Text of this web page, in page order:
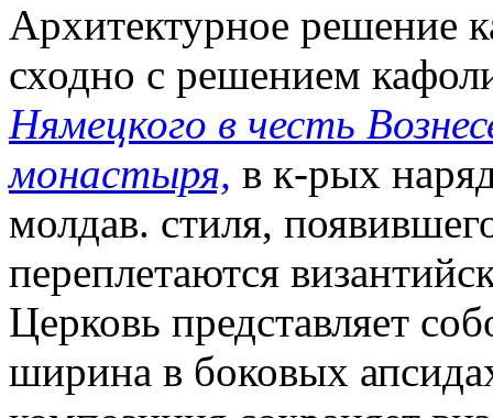
Архитектурное решение
сходно с решением
Нямецкого в честь
монастыря, в к-рых
молдав. стиля,
переплетаются
Церковь представляет
ширина в боковых